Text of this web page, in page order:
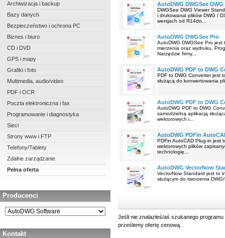
Archiwizacja i backup
Bazy danych
Bezpieczeństwo i ochrona PC
Biznes i biuro
CD i DVD
GPS i mapy
Grafiki i foto
Multimedia, audio/video
PDF i OCR
Poczta elektroniczna i fax
Programowanie i diagnostyka
Sieci
Strony www i FTP
Telefony/Tablety
Zdalne zarządzanie
Pełna oferta
Producenci
Kontakt
AutoDWG DWGSee
DWGSee DWG Viewer
i drukowania plików DWG /
wersjach od R14do...
AutoDWG DWGSee Pro
AutoDWG DWGSee Pro jest
mierzenia oraz wydruku.
Narzędzie firmy...
AutoDWG PDF to DWG
PDF to DWG Converter jest
służącą do konwertowania
AutoDWG PDF to DWG
AutoDWG PDF to DWG
samodzielną aplikacją
wektorowych i...
AutoDWG PDFin
PDFin AutoCAD Plug-in jest
wektorowych plików
technologię...
AutoDWG VectorNow
VectorNow Standard jest to
służącym do tworzenia
Jeśli nie znalazłeś/aś szukanego
prześlemy ofertę cenową.